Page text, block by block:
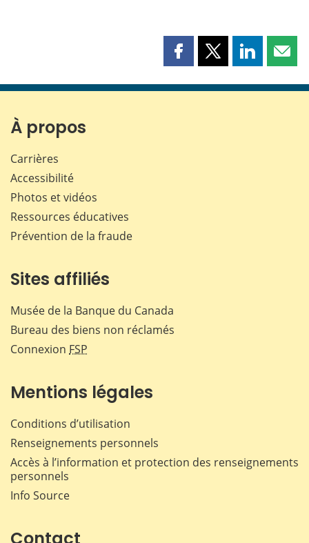
Partager
page
Partager
page
Partager
page page
À propos
Carrières
Accessibilité
Photos et vidéos
Ressources éducatives
Prévention de la fraude
Sites affiliés
Musée de la Banque du Canada
Bureau des biens non réclamés
Connexion FSP
Mentions légales
Conditions d’utilisation
Renseignements personnels
Accès à l’information et protection des renseignements
personnels
Info Source
Contact